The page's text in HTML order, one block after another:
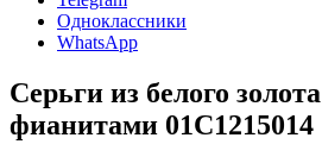
Одноклассники
WhatsApp
Серьги из белого
фианитами 01С1215014